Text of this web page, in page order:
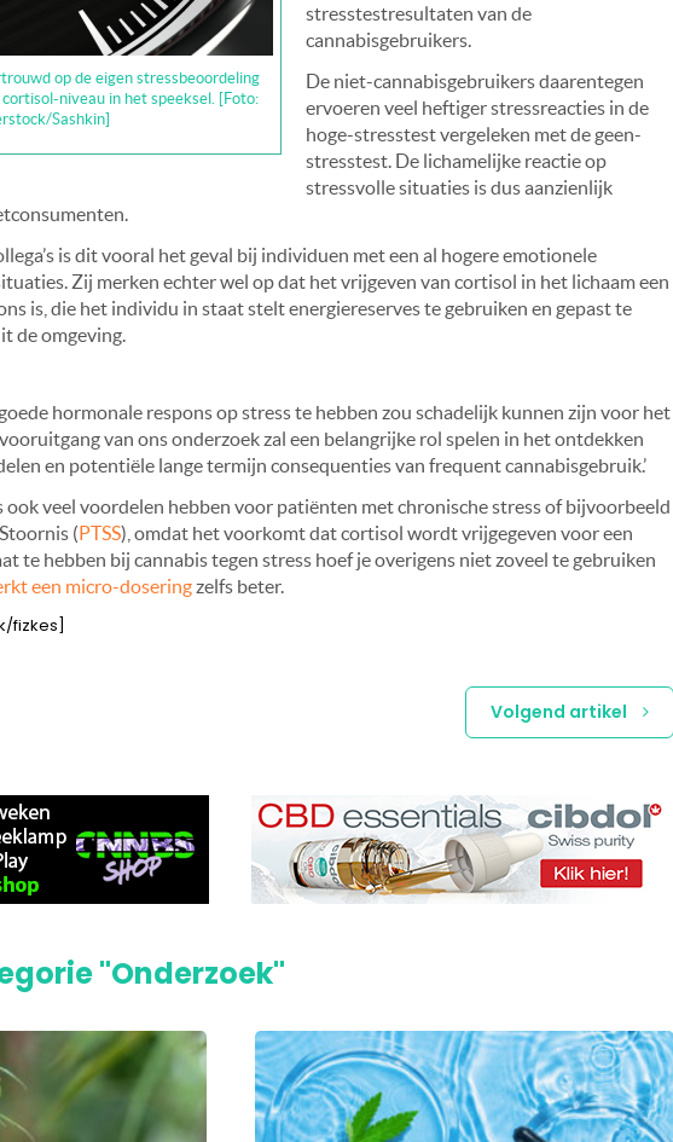
op de eigen stressbeoordeling
niveau in het speeksel. [Foto:
Sashkin]
stresstestresultaten van de
cannabisgebruikers.
De niet-cannabisgebruikers daarentegen
ervoeren veel heftiger stressreacties in de
hoge-stresstest vergeleken met de geen-
stresstest. De lichamelijke reactie op
stressvolle situaties is dus aanzienlijk
is dit vooral het geval bij individuen met een al hogere emotionele
Zij merken echter wel op dat het vrijgeven van cortisol in het lichaam een
is, die het individu in staat stelt energiereserves te gebruiken en gepast te
de omgeving.
hormonale respons op stress te hebben zou schadelijk kunnen zijn voor het
vooruitgang van ons onderzoek zal een belangrijke rol spelen in het ontdekken
en potentiële lange termijn consequenties van frequent cannabisgebruik.’
ook veel voordelen hebben voor patiënten met chronische stress of bijvoorbeeld
(PTSS), omdat het voorkomt dat cortisol wordt vrijgegeven voor een
te hebben bij cannabis tegen stress hoef je overigens niet zoveel te gebruiken
een micro-doseringzelfs beter.
fizkes]
Volgend artikel
"Onderzoek"